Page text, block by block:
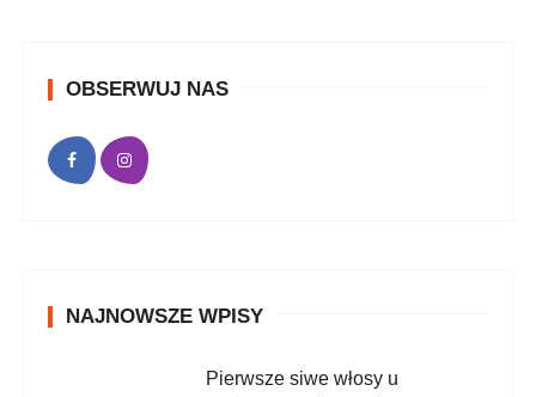
OBSERWUJ NAS
NAJNOWSZE WPISY
Pierwsze siwe włosy u